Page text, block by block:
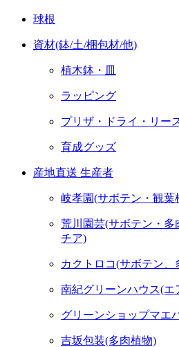
球根
資材(鉢/土/梱包材/他)
植木鉢・皿
ラッピング
プリザ・ドライ・リー
育成グッズ
産地直送 生産者
岐孝園(サボテン・観葉
荒川園芸(サボテン・
チア)
カクトロコ(サボテン
南紀グリーンハウス(エ
グリーンショップマエ
吉坂包装(多肉植物)